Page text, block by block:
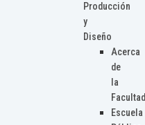
Producción
y
Diseño
Acerca
de
la
Facultad
Escuela